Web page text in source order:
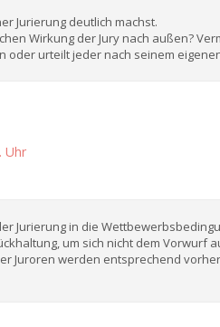
Jurierung deutlich machst.
Wirkung der Jury nach außen?
oder urteilt jeder nach seinem
Uhr
Jurierung in die
um sich nicht dem Vorwurf
Juroren werden entsprechend